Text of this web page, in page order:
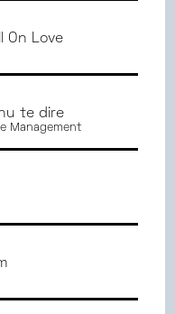
On Love
te dire
Management